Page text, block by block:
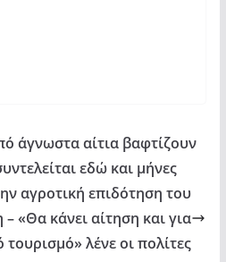
άγνωστα αίτια βαφτίζουν
εδώ και μήνες
αγροτική επιδότηση του
«Θα κάνει αίτηση και για
τουρισμό» λένε οι πολίτες